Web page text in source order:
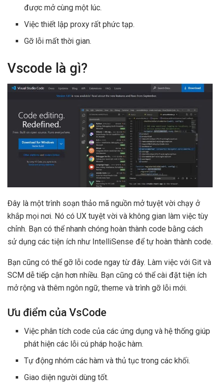
được mở cùng một lúc.
Việc thiết lập proxy rất phức tạp.
Gỡ lỗi mất thời gian.
Vscode là gì?
Đây là một trình soạn thảo mã nguồn mở tuyệt vời chạy ở
khắp mọi nơi. Nó có UX tuyệt vời và không gian làm việc tùy
chỉnh. Bạn có thể nhanh chóng hoàn thành code bằng cách
sử dụng các tiện ích như IntelliSense để tự hoàn thành code.
Bạn cũng có thể gỡ lỗi code ngay từ đây. Làm việc với Git và
SCM dễ tiếp cận hơn nhiều. Bạn cũng có thể cài đặt tiện ích
mở rộng và thêm ngôn ngữ, theme và trình gỡ lỗi mới.
Ưu điểm của VsCode
Việc phân tích code của các ứng dụng và hệ thống giúp
phát hiện các lỗi cú pháp hoặc hàm.
Tự động nhóm các hàm và thủ tục trong các khối.
Giao diện người dùng tốt.